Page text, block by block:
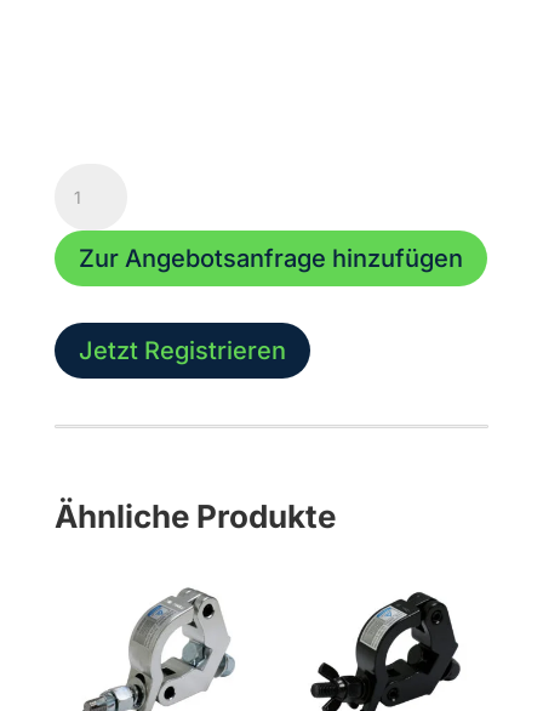
100
kg
-
50mm
-
Spannbügel
schwarz
Zur Angebotsanfrage hinzufügen
Jetzt Registrieren
Ähnliche Produkte